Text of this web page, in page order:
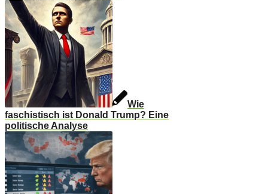
Wie
faschistisch ist Donald Trump? Eine
politische Analyse